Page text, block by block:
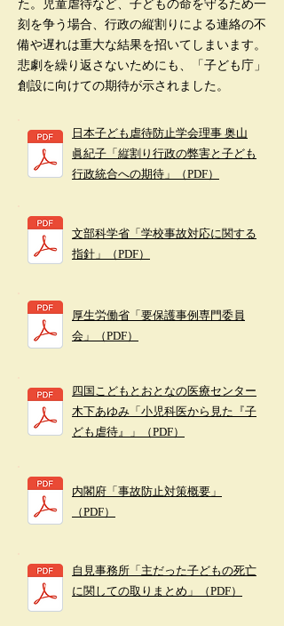
た。児童虐待など、子どもの命を守るため一
刻を争う場合、行政の縦割りによる連絡の不
備や遅れは重大な結果を招いてしまいます。
悲劇を繰り返さないためにも、「子ども庁」
創設に向けての期待が示されました。
日本子ども虐待防止学会理事 奥山
眞紀子「縦割り行政の弊害と子ども
行政統合への期待」（PDF）
文部科学省「学校事故対応に関する
指針」（PDF）
厚生労働省「要保護事例専門委員
会」（PDF）
四国こどもとおとなの医療センター
木下あゆみ「小児科医から見た『子
ども虐待』」（PDF）
内閣府「事故防止対策概要」
（PDF）
自見事務所「主だった子どもの死亡
に関しての取りまとめ」（PDF）